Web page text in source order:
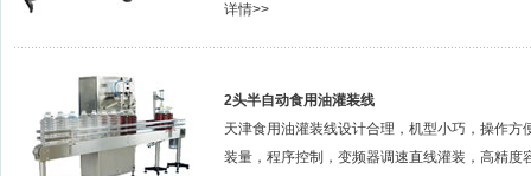
详情>>
2头半自动食用油灌装线
天津食用油灌装线设计合理，机型小巧，操作
装量，程序控制，变频器调速直线灌装，高精